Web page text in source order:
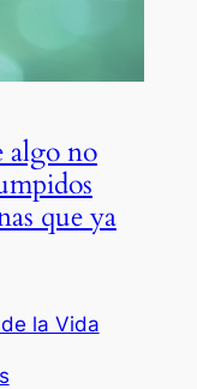
algo no
que ya
la Vida